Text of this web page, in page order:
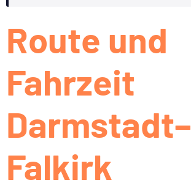
Route und
Fahrzeit
Darmstadt–
Falkirk